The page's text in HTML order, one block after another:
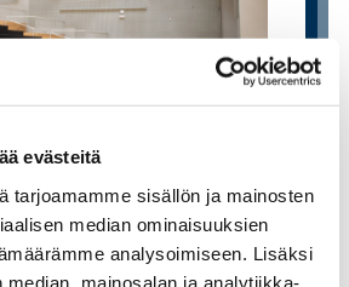
evästeitä
tarjoamamme sisällön ja mainosten
median ominaisuuksien
analysoimiseen. Lisäksi
median, mainosalan ja analytiikka-
Levón-auditorio
edetessä suunnitelma